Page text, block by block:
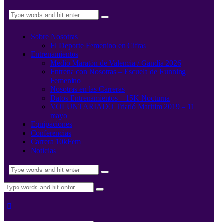
Sobre Nosotras
El Deporte Femenino en Cifras
Entrenamientos
Medio Maratón de Valencia / Gandía 2026
Entrena con Nosotras – Escuela de Running
Femenino
Nosotras en las Carreras
Datos Entrenamientos – 15K Nocturna
VOLUNTARIADO Triatló Maritim 2019 – 11
mayo
Equipaciones
Conferencias
Carrera 10kFem
Noticias